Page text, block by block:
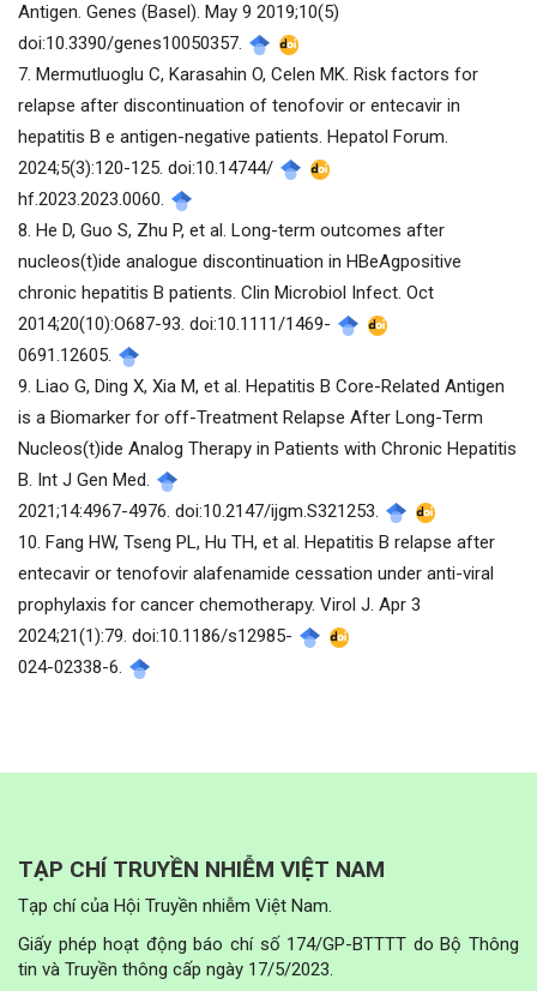
Antigen. Genes (Basel). May 9 2019;10(5)
doi:10.3390/genes10050357.
7. Mermutluoglu C, Karasahin O, Celen MK. Risk factors for
relapse after discontinuation of tenofovir or entecavir in
hepatitis B e antigen-negative patients. Hepatol Forum.
2024;5(3):120-125. doi:10.14744/
hf.2023.2023.0060.
8. He D, Guo S, Zhu P, et al. Long-term outcomes after
nucleos(t)ide analogue discontinuation in HBeAgpositive
chronic hepatitis B patients. Clin Microbiol Infect. Oct
2014;20(10):O687-93. doi:10.1111/1469-
0691.12605.
9. Liao G, Ding X, Xia M, et al. Hepatitis B Core-Related Antigen
is a Biomarker for off-Treatment Relapse After Long-Term
Nucleos(t)ide Analog Therapy in Patients with Chronic Hepatitis
B. Int J Gen Med.
2021;14:4967-4976. doi:10.2147/ijgm.S321253.
10. Fang HW, Tseng PL, Hu TH, et al. Hepatitis B relapse after
entecavir or tenofovir alafenamide cessation under anti-viral
prophylaxis for cancer chemotherapy. Virol J. Apr 3
2024;21(1):79. doi:10.1186/s12985-
024-02338-6.
TẠP CHÍ TRUYỀN NHIỄM VIỆT NAM
Tạp chí của Hội Truyền nhiễm Việt Nam.
Giấy phép hoạt động báo chí số 174/GP-BTTTT do Bộ Thông
tin và Truyền thông cấp ngày 17/5/2023.